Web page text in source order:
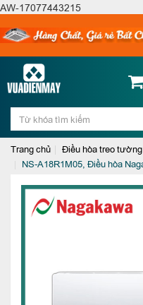
AW-17077443215
Trang chủ
Điều hòa treo tường
NS-A18R1M05, Điều hòa